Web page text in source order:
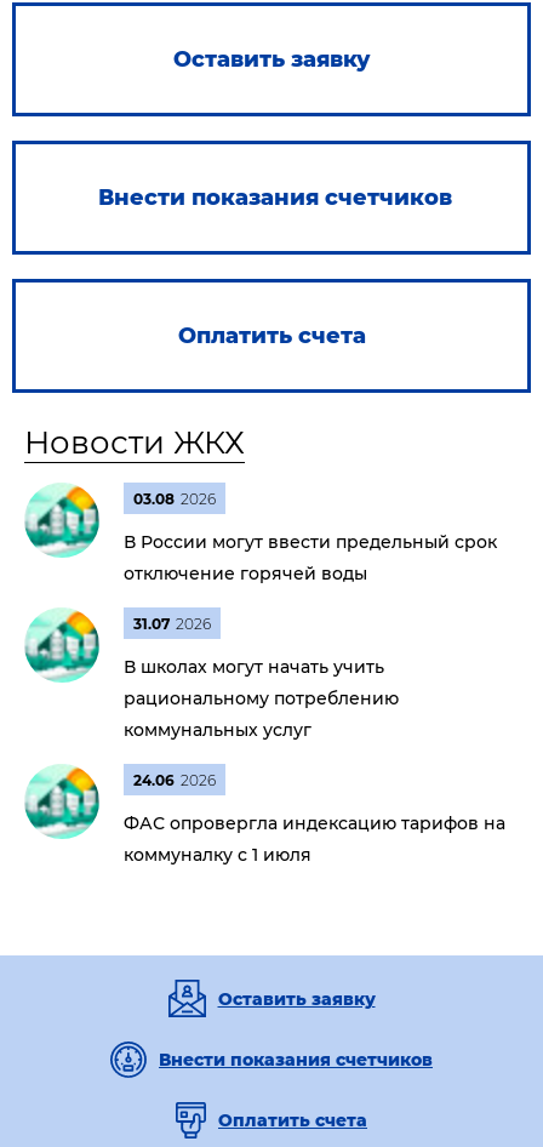
Оставить заявку
Внести показания счетчиков
Оплатить счета
Новости ЖКХ
03.08 2026
В России могут ввести предельный срок
отключение горячей воды
31.07 2026
В школах могут начать учить
рациональному потреблению
коммунальных услуг
24.06 2026
ФАС опровергла индексацию тарифов на
коммуналку с 1 июля
Оставить заявку
Внести показания счетчиков
Оплатить счета